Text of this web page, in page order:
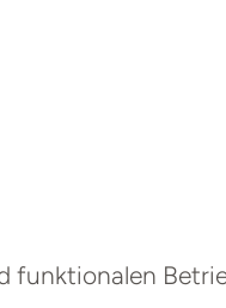
funktionalen